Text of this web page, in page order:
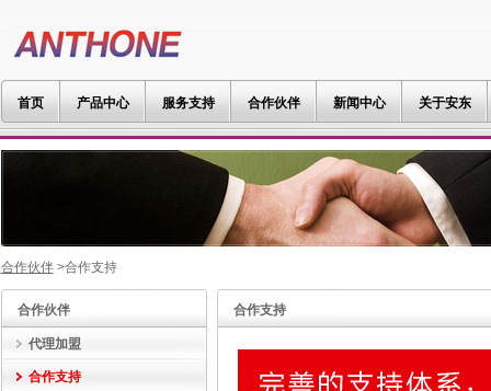
首页 产品中心 服务支持 合作伙伴 新闻中心 关于安东
合作伙伴>合作支持
合作伙伴
代理加盟
合作支持
合作支持